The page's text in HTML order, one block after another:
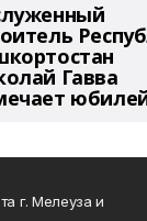
Гавва
г. Мелеуза и